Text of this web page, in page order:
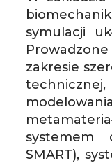
symulacji
zakresie
systemem
SMART),